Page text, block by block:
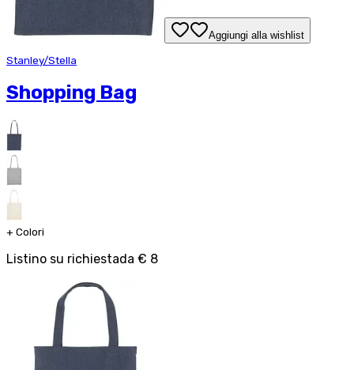
Aggiungi alla wishlist
Stanley/Stella
Shopping Bag
+ Colori
Listino su richiestada € 8